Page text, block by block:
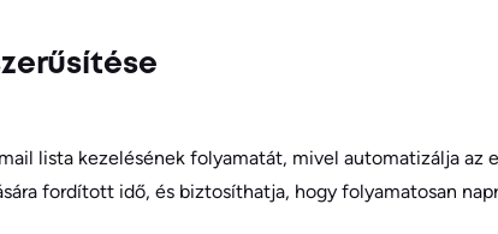
lista kezelésének folyamatát, mivel automatizálja
fordított idő, és biztosíthatja, hogy folyamatosan